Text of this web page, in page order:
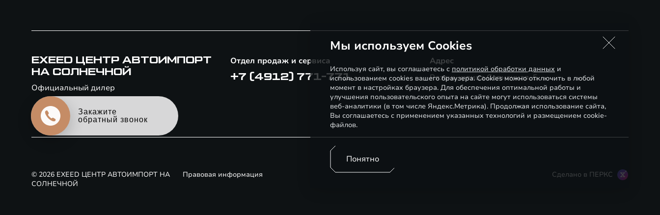
EXEED ЦЕНТР АВТОИМПОРТ
НА СОЛНЕЧНОЙ
Официальный дилер
Отдел продаж и сервиса
+7 (4912) 771-771
Адрес
Рязань, улица Солнечная, 5
© 2026 EXEED ЦЕНТР АВТОИМПОРТ НА
СОЛНЕЧНОЙ
Правовая информация Сделано в ПЕРКС
Мы используем Cookies
Используя сайт, вы соглашаетесь с политикой обработки данных и
использованием cookies вашего браузера. Cookies можно отключить в любой
момент в настройках браузера. Для обеспечения оптимальной работы и
улучшения пользовательского опыта на сайте могут использоваться системы
веб-аналитики (в том числе Яндекс.Метрика). Продолжая использование сайта,
Вы соглашаетесь с применением указанных технологий и размещением cookie-
файлов.
Понятно
Закажите
обратный звонок